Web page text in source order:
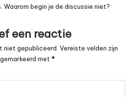
Waarom begin je de discussie niet?
een reactie
niet gepubliceerd. Vereiste velden zijn
gemarkeerd met *